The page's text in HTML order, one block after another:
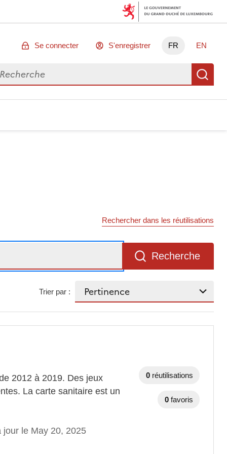
Se connecter S'enregistrer FR EN
des données
Rechercher dans les réutilisations
Recherche
Trier par :
2012 à 2019. Des jeux
La carte sanitaire est un
jour le May 20, 2025
0 réutilisations
0 favoris